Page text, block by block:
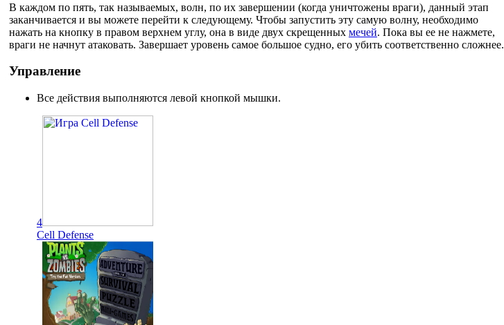
В каждом по пять, так называемых, волн, по их завершении (когда уничтожены враги), данный этап
заканчивается и вы можете перейти к следующему. Чтобы запустить эту самую волну, необходимо
нажать на кнопку в правом верхнем углу, она в виде двух скрещенных мечей. Пока вы ее не нажмете,
враги не начнут атаковать. Завершает уровень самое большое судно, его убить соответственно сложнее.
Управление
Все действия выполняются левой кнопкой мышки.
4
Cell Defense